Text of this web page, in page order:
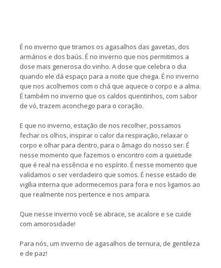
É no inverno que tiramos os agasalhos das gavetas, dos
armários e dos baús. É no inverno que nos permitimos a
dose mais generosa do vinho. A dose que celebra o dia
quando ele dá espaço para a noite que chega. É no inverno
que nos acolhemos com o chá que aquece o corpo e a alma.
É também no inverno que os caldos quentinhos, com sabor
de vó, trazem aconchego para o coração.
E que no inverno, estação de nos recolher, possamos
fechar os olhos, inspirar o calor da respiração, relaxar o
corpo e olhar para dentro, para o âmago do nosso ser. É
nesse momento que fazemos o encontro com a quietude
que é real na essência e no espírito. É nesse momento que
validamos o ser verdadeiro que somos. É nesse estado de
vigília interna que adormecemos para fora e nos ligamos ao
que realmente nos pertence e nos ampara.
Que nesse inverno você se abrace, se acalore e se cuide
com amorosidade!
Para nós, um inverno de agasalhos de ternura, de gentileza
e de paz!